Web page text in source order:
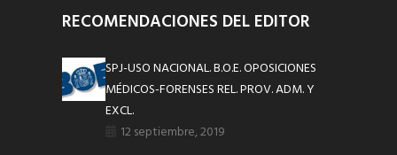
RECOMENDACIONES DEL EDITOR
SPJ-USO NACIONAL. B.O.E. OPOSICIONES
MÉDICOS-FORENSES REL. PROV. ADM. Y
EXCL.
12 septiembre, 2019